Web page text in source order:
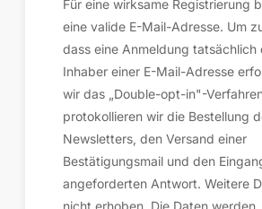
Für eine wirksame Registrierung
eine valide E-Mail-Adresse. Um
dass eine Anmeldung tatsächlich
Inhaber einer E-Mail-Adresse
wir das „Double-opt-in"-
protokollieren wir die Bestellung
Newsletters, den Versand einer
Bestätigungsmail und den
angeforderten Antwort. Weitere
nicht erhoben. Die Daten werden